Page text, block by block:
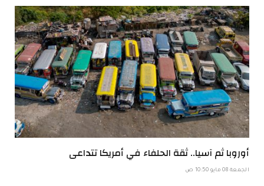
أوروبا ثم آسيا.. ثقة الحلفاء في أمريكا تتداعى
الجمعة 08 مايو 10:50 ص